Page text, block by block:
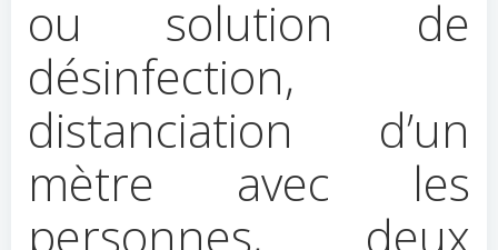
ou solution de
désinfection,
distanciation d’un
mètre avec les
personnes, deux